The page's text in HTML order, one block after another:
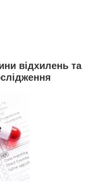
відхилень та